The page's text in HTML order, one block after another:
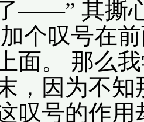
——” 其撕
个叹号在
面。 那么
，因为不
叹号的作